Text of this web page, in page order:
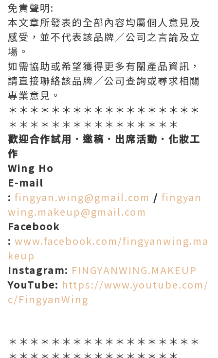
免責聲明:
本文章所發表的全部內容均屬個人意見及
感受，並不代表該品牌／公司之言論及立
場。
如需協助或希望獲得更多有關產品資訊，
請直接聯絡該品牌／公司查詢或尋求相關
專業意見。
＊＊＊＊＊＊＊＊＊＊＊＊＊＊＊＊＊＊
＊＊＊＊＊＊＊＊＊＊＊＊＊＊＊＊
歡迎合作試用．邀稿．出席活動．化妝工
作
Wing Ho
E-mail
: fingyan.wing@gmail.com / fingyan
wing.makeup@gmail.com
Facebook
: www.facebook.com/fingyanwing.ma
keup
Instagram: FINGYANWING.MAKEUP
YouTube: https://www.youtube.com/
c/FingyanWing
＊＊＊＊＊＊＊＊＊＊＊＊＊＊＊＊＊＊